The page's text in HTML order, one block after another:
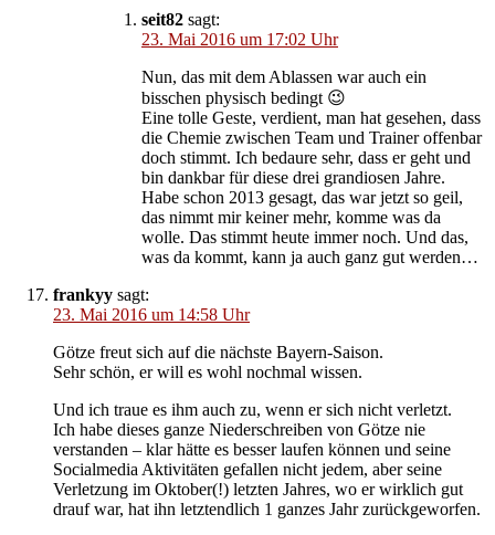
seit82 sagt:
23. Mai 2016 um 17:02 Uhr
Nun, das mit dem Ablassen war auch ein
bisschen physisch bedingt 😉
Eine tolle Geste, verdient, man hat gesehen, dass
die Chemie zwischen Team und Trainer offenbar
doch stimmt. Ich bedaure sehr, dass er geht und
bin dankbar für diese drei grandiosen Jahre.
Habe schon 2013 gesagt, das war jetzt so geil,
das nimmt mir keiner mehr, komme was da
wolle. Das stimmt heute immer noch. Und das,
was da kommt, kann ja auch ganz gut werden…
frankyy sagt:
23. Mai 2016 um 14:58 Uhr
Götze freut sich auf die nächste Bayern-Saison.
Sehr schön, er will es wohl nochmal wissen.
Und ich traue es ihm auch zu, wenn er sich nicht verletzt.
Ich habe dieses ganze Niederschreiben von Götze nie
verstanden – klar hätte es besser laufen können und seine
Socialmedia Aktivitäten gefallen nicht jedem, aber seine
Verletzung im Oktober(!) letzten Jahres, wo er wirklich gut
drauf war, hat ihn letztendlich 1 ganzes Jahr zurückgeworfen.